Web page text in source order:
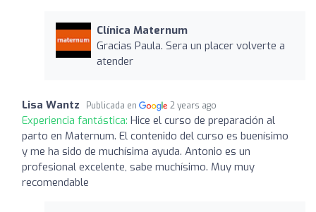
Clínica Maternum
Gracias Paula. Sera un placer volverte a
atender
Lisa Wantz Publicada en 2 years ago
Experiencia fantástica: Hice el curso de preparación al
parto en Maternum. El contenido del curso es buenísimo
y me ha sido de muchísima ayuda. Antonio es un
profesional excelente, sabe muchísimo. Muy muy
recomendable